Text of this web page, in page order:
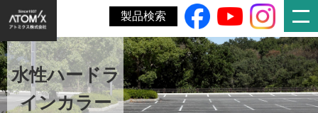
製品検索
水性ハードラ
インカラー